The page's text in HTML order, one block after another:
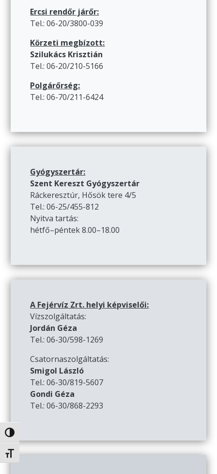
Nagy kontraszt váltása
Betűméret váltása
Ercsi rendőr járőr:
Tel.: 06-20/3800-039
Körzeti megbízott:
Szilukács Krisztián
Tel.: 06-20/210-5166
Polgárőrség:
Tel.: 06-70/211-6424
Gyógyszertár:
Szent Kereszt Gyógyszertár
Ráckeresztúr, Hősök tere 4/5
Tel.: 06-25/455-812
Nyitva tartás:
hétfő–péntek 8.00–18.00
A Fejérvíz Zrt. helyi képviselői:
Vízszolgáltatás:
Jordán Géza
Tel.: 06-30/598-1269
Csatornaszolgáltatás:
Smigol László
Tel.: 06-30/819-5607
Gondi Géza
Tel.: 06-30/868-2293